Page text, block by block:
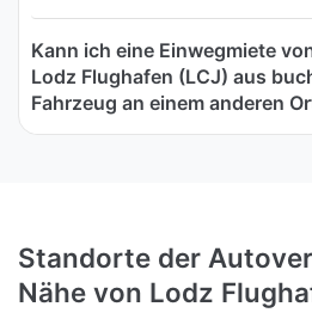
Kann ich eine Einwegmiete
Lodz Flughafen (LCJ) aus
Fahrzeug an einem anderen
Standorte der
Nähe von Lodz